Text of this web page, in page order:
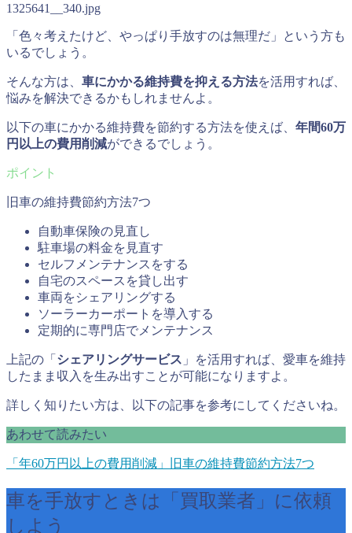
1325641__340.jpg
「色々考えたけど、やっぱり手放すのは無理だ」という方も
いるでしょう。
そんな方は、 車にかかる維持費を抑える方法を活用すれば、
悩みを解決できるかもしれませんよ。
以下の車にかかる維持費を節約する方法を使えば、 年間60万
円以上の費用削減ができるでしょう。
旧車の維持費節約方法7つ
自動車保険の見直し
駐車場の料金を見直す
セルフメンテナンスをする
自宅のスペースを貸し出す
車両をシェアリングする
ソーラーカーポートを導入する
定期的に専門店でメンテナンス
上記の「 シェアリングサービス 」を活用すれば、愛車を維持
したまま収入を生み出すことが可能になりますよ。
詳しく知りたい方は、以下の記事を参考にしてくださいね。
あわせて読みたい
「年60万円以上の費用削減」旧車の維持費節約方法7つ
車を手放すときは「買取業者」に依頼
しよう